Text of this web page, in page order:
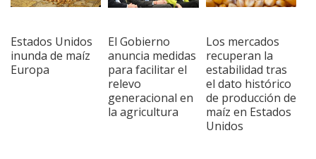
Estados Unidos
inunda de maíz
Europa
El Gobierno
anuncia medidas
para facilitar el
relevo
generacional en
la agricultura
Los mercados
recuperan la
estabilidad tras
el dato histórico
de producción de
maíz en Estados
Unidos